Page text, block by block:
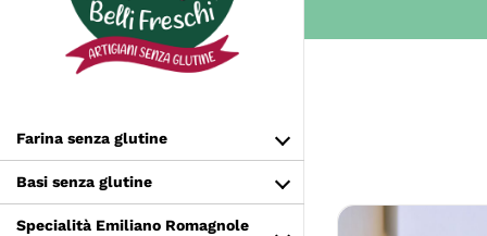
contenuto
Farina senza glutine
Basi senza glutine
Specialità Emiliano Romagnole